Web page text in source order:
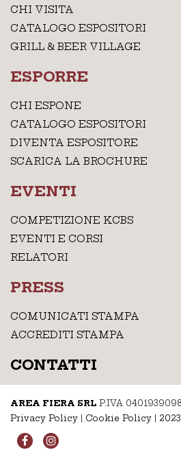
CHI VISITA
CATALOGO ESPOSITORI
GRILL & BEER VILLAGE
ESPORRE
CHI ESPONE
CATALOGO ESPOSITORI
DIVENTA ESPOSITORE
SCARICA LA BROCHURE
EVENTI
COMPETIZIONE KCBS
EVENTI E CORSI
RELATORI
PRESS
COMUNICATI STAMPA
ACCREDITI STAMPA
CONTATTI
AREA FIERA SRL P.IVA
Privacy Policy
Cookie Policy